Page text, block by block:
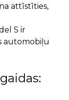
attīstīties,
S ir
automobiļu